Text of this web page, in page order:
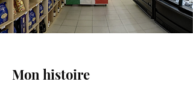
Mon histoire